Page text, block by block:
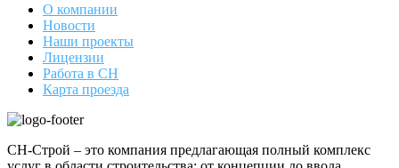
О компании
Новости
Наши проекты
Лицензии
Работа в СН
Карта проезда
СН-Строй – это компания предлагающая полный комплекс